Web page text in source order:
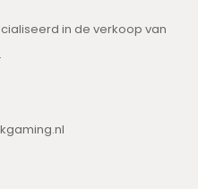
in de verkoop van